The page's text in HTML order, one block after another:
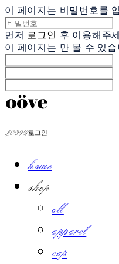
이 페이지는 비밀번호를
먼저 로그인 후 이용해주
이 페이지는 만 볼 수 있습
LOG IN로그인
home
shop
all
apparel
cap